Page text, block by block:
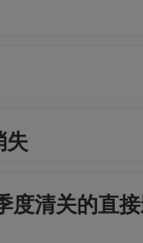
失
度清关的直